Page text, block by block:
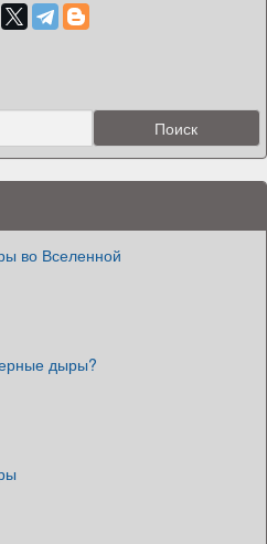
во Вселенной
дыры?